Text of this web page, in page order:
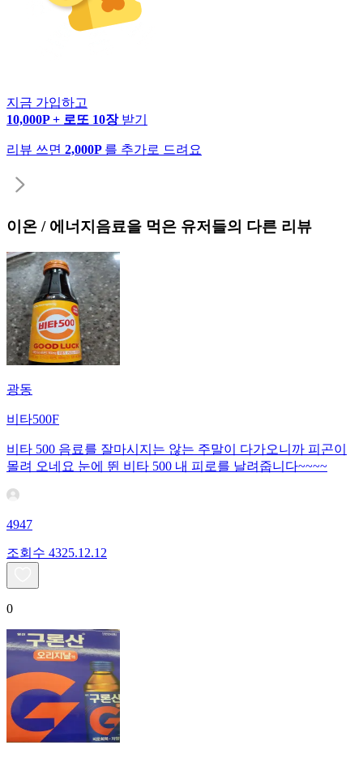
지금 가입하고
10,000P + 로또 10장 받기
리뷰 쓰면 2,000P 를 추가로 드려요
이온 / 에너지음료을 먹은 유저들의 다른 리뷰
광동
비타500F
비타 500 음료를 잘마시지는 않는 주말이 다가오니까 피곤이
몰려 오네요 눈에 뛴 비타 500 내 피로를 날려줍니다~~~~
4947
조회수 4325.12.12
0